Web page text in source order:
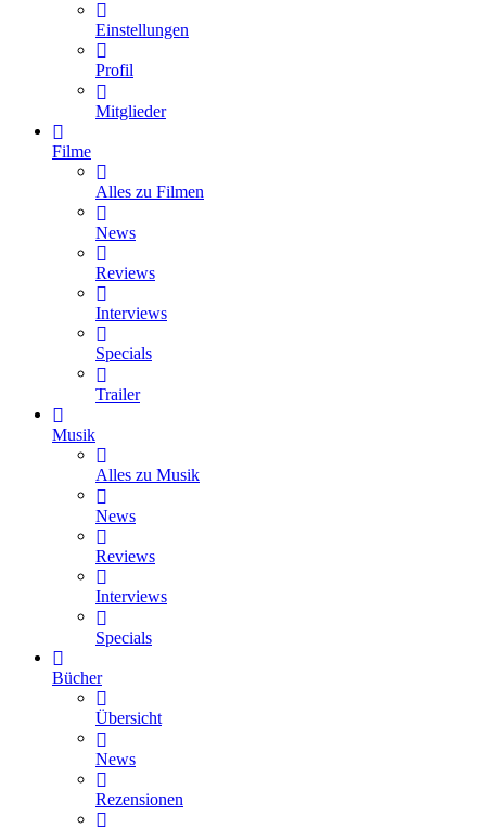
Einstellungen
Profil
Mitglieder
Filme
Alles zu Filmen
News
Reviews
Interviews
Specials
Trailer
Musik
Alles zu Musik
News
Reviews
Interviews
Specials
Bücher
Übersicht
News
Rezensionen